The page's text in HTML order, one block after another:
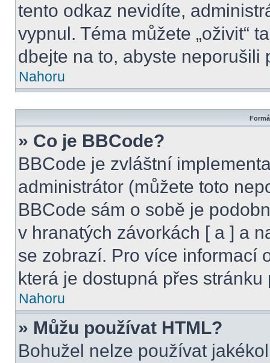
tento odkaz nevidíte,
vypnul. Téma můžete „oživit“
dbejte na to, abyste neporušili
Nahoru
» Co je BBCode?
BBCode je zvláštní
administrátor (můžete toto
BBCode sám o sobě je
v hranatých závorkách [ a ] a
se zobrazí. Pro více informací
která je dostupná přes stránku
Nahoru
» Můžu používat HTML?
Bohužel nelze používat